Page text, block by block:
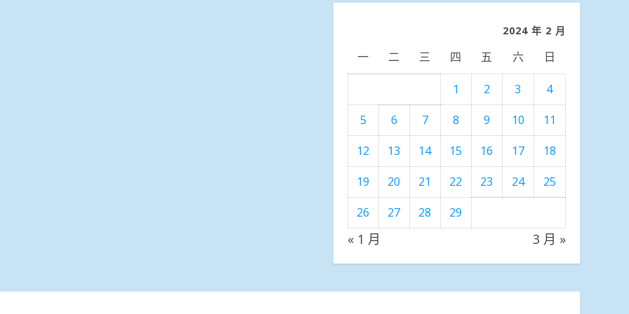
2024 年 2 月
一 二 三 四 五 六 日
1 2 3
4
5
6 7 8 9 10
11
12
13 14 15 16 17
18
19
20 21 22 23 24
25
26
27 28 29
« 1 月 3 月 »